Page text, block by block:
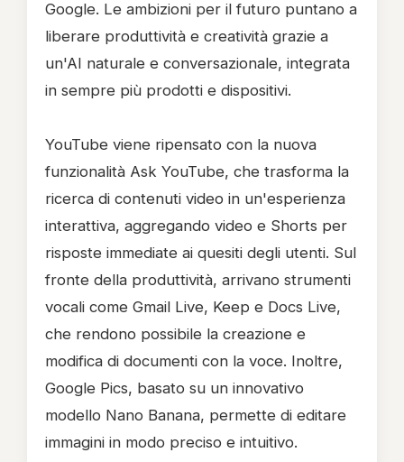
Google. Le ambizioni per il futuro puntano a
liberare produttività e creatività grazie a
un'AI naturale e conversazionale, integrata
in sempre più prodotti e dispositivi.
YouTube viene ripensato con la nuova
funzionalità Ask YouTube, che trasforma la
ricerca di contenuti video in un'esperienza
interattiva, aggregando video e Shorts per
risposte immediate ai quesiti degli utenti. Sul
fronte della produttività, arrivano strumenti
vocali come Gmail Live, Keep e Docs Live,
che rendono possibile la creazione e
modifica di documenti con la voce. Inoltre,
Google Pics, basato su un innovativo
modello Nano Banana, permette di editare
immagini in modo preciso e intuitivo.